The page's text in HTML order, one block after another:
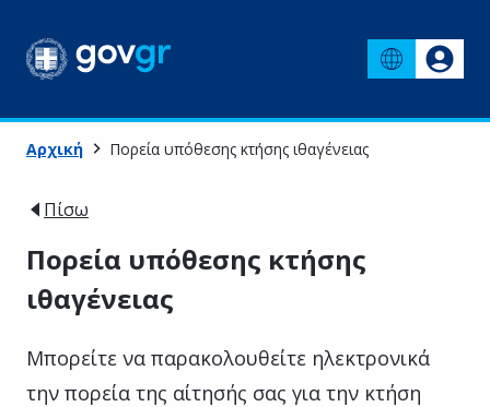
Αρχική Πορεία υπόθεσης κτήσης ιθαγένειας
Πίσω
Πορεία υπόθεσης κτήσης
ιθαγένειας
Μπορείτε να παρακολουθείτε ηλεκτρονικά
την πορεία της αίτησής σας για την κτήση